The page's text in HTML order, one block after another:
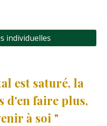
individuelles
est saturé, la
d'en faire plus,
à soi "